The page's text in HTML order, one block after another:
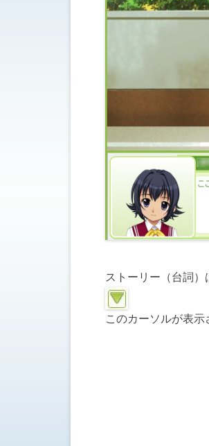
ストーリー（台詞）
このカーソルが表示